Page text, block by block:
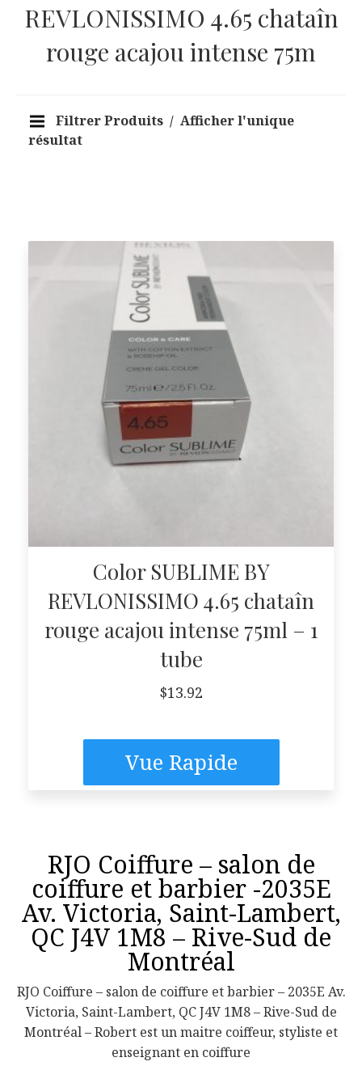
REVLONISSIMO 4.65 chataîn
rouge acajou intense 75m
Filtrer Produits
Afficher l'unique
résultat
Color SUBLIME BY
REVLONISSIMO 4.65 chataîn
rouge acajou intense 75ml – 1
tube
$13.92
Vue Rapide
RJO Coiffure – salon de
coiffure et barbier -2035E
Av. Victoria, Saint-Lambert,
QC J4V 1M8 – Rive-Sud de
Montréal
RJO Coiffure – salon de coiffure et barbier – 2035E Av.
Victoria, Saint-Lambert, QC J4V 1M8 – Rive-Sud de
Montréal – Robert est un maitre coiffeur, styliste et
enseignant en coiffure